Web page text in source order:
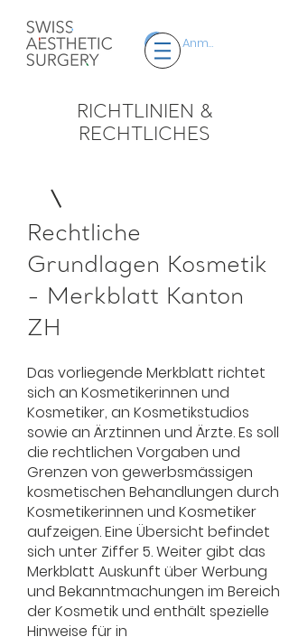
Anmelden
RICHTLINIEN &
RECHTLICHES
Rechtliche
Grundlagen Kosmetik
- Merkblatt Kanton
ZH
Das vorliegende Merkblatt richtet
sich an Kosmetikerinnen und
Kosmetiker, an Kosmetikstudios
sowie an Ärztinnen und Ärzte. Es soll
die rechtlichen Vorgaben und
Grenzen von gewerbsmässigen
kosmetischen Behandlungen durch
Kosmetikerinnen und Kosmetiker
aufzeigen. Eine Übersicht befindet
sich unter Ziffer 5. Weiter gibt das
Merkblatt Auskunft über Werbung
und Bekanntmachungen im Bereich
der Kosmetik und enthält spezielle
Hinweise für in